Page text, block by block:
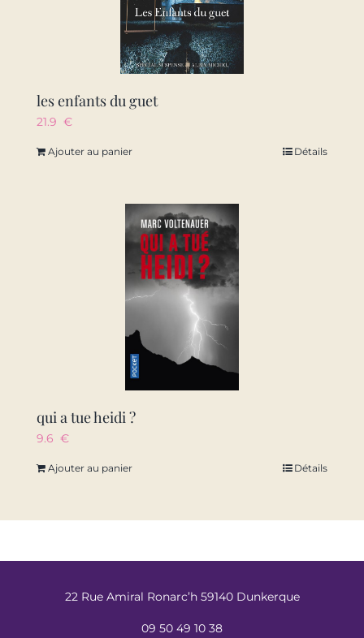
les enfants du guet
21.9 €
Ajouter au panier Détails
qui a tue heidi ?
9.6 €
Ajouter au panier Détails
22 Rue Amiral Ronarc’h 59140 Dunkerque
09 50 49 10 38